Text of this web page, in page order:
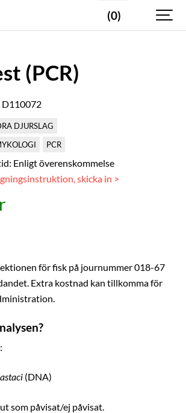
(0)
(PCR)
D110072
DJURSLAG
PCR
Enligt överenskommelse
skicka in >
för fisk på journummer 018-67
Extra kostnad kan tillkomma för
(DNA)
som påvisat/ej påvisat.